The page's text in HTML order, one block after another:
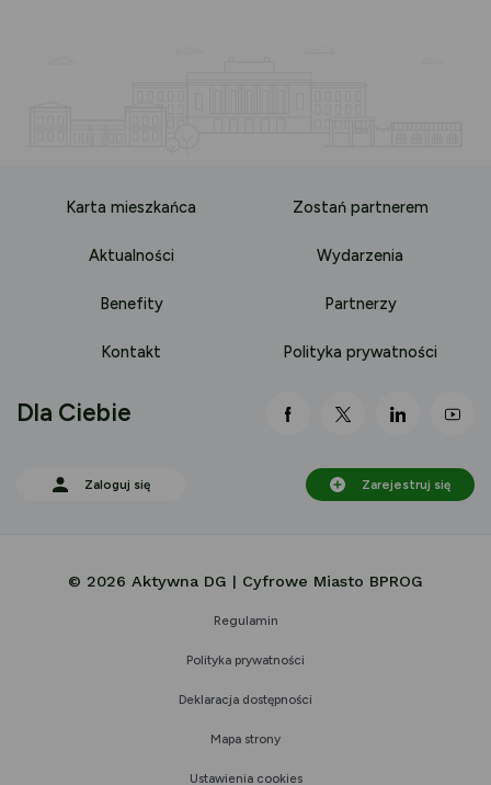
Karta mieszkańca Zostań partnerem
Aktualności Wydarzenia
Benefity Partnerzy
Kontakt Polityka prywatności
link otwiera się nowej
link otwiera się
link
Dla Ciebie
Zaloguj się Zarejestruj się
© 2026 Aktywna DG | Cyfrowe Miasto BPROG
Regulamin
Polityka prywatności
Deklaracja dostępności
Mapa strony
Ustawienia cookies